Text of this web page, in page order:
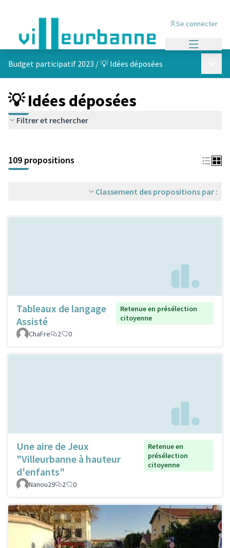
Se connecter
Budget participatif 2023 /💡 Idées déposées
💡 Idées déposées
Filtrer et rechercher
+
−
109 propositions
Classement des propositions par :
Tableaux de langage
Assisté
Retenue en présélection
citoyenne
ChaFre
2 0
Une aire de Jeux
"Villeurbanne à hauteur
d'enfants"
Retenue en
présélection
citoyenne
Nanou29 2 0